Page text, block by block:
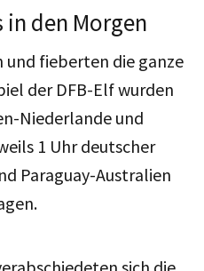
den Morgen
und fieberten die ganze
der DFB-Elf wurden
Niederlande und
1 Uhr deutscher
Paraguay-Australien